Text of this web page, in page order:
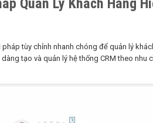
Quản Lý Khách Hàng
tùy chỉnh nhanh chóng để quản lý
tạo và quản lý hệ thống CRM theo nhu